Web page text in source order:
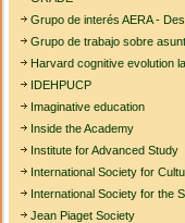
Grupo de interés AERA -
Grupo de trabajo sobre
Harvard cognitive evolution
IDEHPUCP
Imaginative education
Inside the Academy
Institute for Advanced Study
International Society for
International Society for the
Jean Piaget Society